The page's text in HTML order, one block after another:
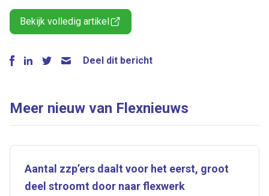
Bekijk volledig artikel
Deel dit bericht
Meer nieuw van Flexnieuws
Aantal zzp’ers daalt voor het eerst, groot
deel stroomt door naar flexwerk